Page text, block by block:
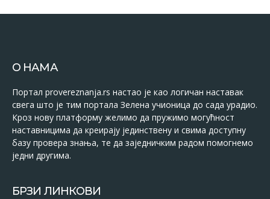
О НАМА
Портал provereznanja.rs настао је као логичан наставак
свега што је тим портала Зелена учионица до сада урадио.
Кроз нову платформу желимо да пружимо могућност
наставницима да креирају јединствену и свима доступну
базу провера знања, те да заједничким радом помогнемо
једни другима.
БРЗИ ЛИНКОВИ